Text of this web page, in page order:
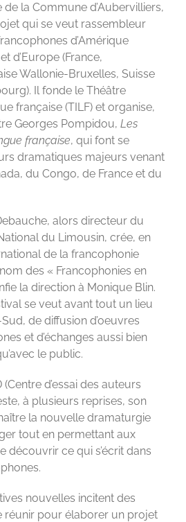
la Commune d’Aubervilliers,
qui se veut rassembleur
d’Amérique
d’Europe (France,
Wallonie-Bruxelles, Suisse
Il fonde le Théâtre
française (TILF) et organise,
Georges Pompidou, Les
française, qui font se
dramatiques majeurs venant
du Congo, de France et du
alors directeur du
du Limousin, crée, en
de la francophonie
des « Francophonies en
la direction à Monique Blin.
se veut avant tout un lieu
de diffusion d’oeuvres
et d’échanges aussi bien
le public.
d’essai des auteurs
à plusieurs reprises, son
la nouvelle dramaturgie
tout en permettant aux
découvrir ce qui s’écrit dans
nouvelles incitent des
réunir pour élaborer un projet